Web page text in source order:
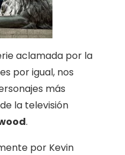
aclamada por la
por igual, nos
más
la televisión
.
por Kevin